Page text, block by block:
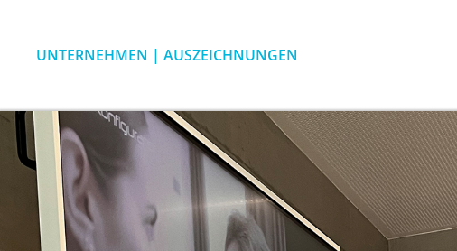
UNTERNEHMEN | AUSZEICHNUNGEN